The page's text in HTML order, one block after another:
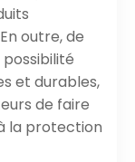
outre, de
et durables,
de faire
la protection